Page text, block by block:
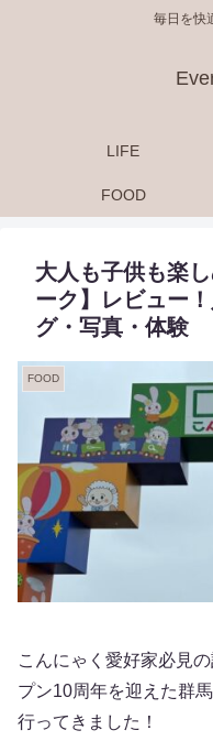
毎日を快
LIFE
FOOD
大人も子供も楽
ーク】レビュー
グ・写真・体験
FOOD
こんにゃく愛好家必見
プン10周年を迎えた群
行ってきました！